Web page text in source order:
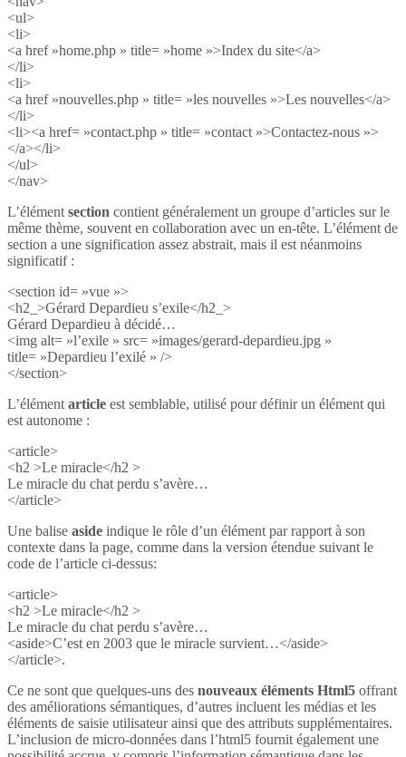
<ul>
<li>
<a href »home.php » title= »home »>Index du site</a>
</li>
<li>
<a href »nouvelles.php » title= »les nouvelles »>Les nouvelles</a>
</li>
<li><a href= »contact.php » title= »contact »>Contactez-nous »>
</a></li>
</ul>
</nav>
L’élément section contient généralement un groupe d’articles sur le
même thème, souvent en collaboration avec un en-tête. L’élément de
section a une signification assez abstrait, mais il est néanmoins
significatif :
<section id= »vue »>
<h2_>Gérard Depardieu s’exile</h2_>
Gérard Depardieu à décidé…
<img alt= »l’exile » src= »images/gerard-depardieu.jpg »
title= »Depardieu l’exilé » />
</section>
L’élément article est semblable, utilisé pour définir un élément qui
est autonome :
<article>
<h2 >Le miracle</h2 >
Le miracle du chat perdu s’avère…
</article>
Une balise aside indique le rôle d’un élément par rapport à son
contexte dans la page, comme dans la version étendue suivant le
code de l’article ci-dessus:
<article>
<h2 >Le miracle</h2 >
Le miracle du chat perdu s’avère…
<aside>C’est en 2003 que le miracle survient…</aside>
</article>.
Ce ne sont que quelques-uns des nouveaux éléments Html5 offrant
des améliorations sémantiques, d’autres incluent les médias et les
éléments de saisie utilisateur ainsi que des attributs supplémentaires.
L’inclusion de micro-données dans l’html5 fournit également une